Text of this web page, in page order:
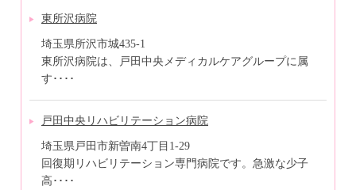
東所沢病院
埼玉県所沢市城435-1
東所沢病院は、戸田中央メディカルケアグループに属
す････
戸田中央リハビリテーション病院
埼玉県戸田市新曽南4丁目1-29
回復期リハビリテーション専門病院です。急激な少子
高････